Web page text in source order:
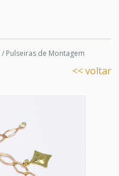
/ Pulseiras de Montagem
<< voltar